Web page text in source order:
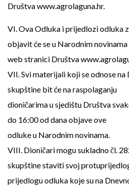
Društva www.agrolaguna.hr.
VI. Ova Odluka i prijedlozi odluka
objavit će se u Narodnim novinama
web stranici Društva
VII. Svi materijali koji se odnose na
skupštine bit će na raspolaganju
dioničarima u sjedištu Društva
do 16:00 od dana objave ove
odluke u Narodnim novinama.
VIII. Dioničari mogu sukladno čl.
skupštine staviti svoj
prijedlogu odluka koje su na